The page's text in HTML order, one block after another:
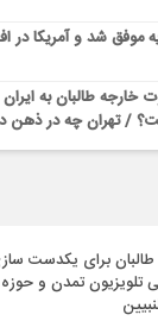
موفق شد و آمریکا در
طالبان به ایران
/ تهران چه در ذهن
برای یکدست
تلویزیون تمدن و